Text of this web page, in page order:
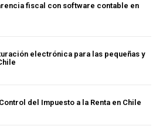
fiscal con software contable en
electrónica para las pequeñas y
del Impuesto a la Renta en Chile